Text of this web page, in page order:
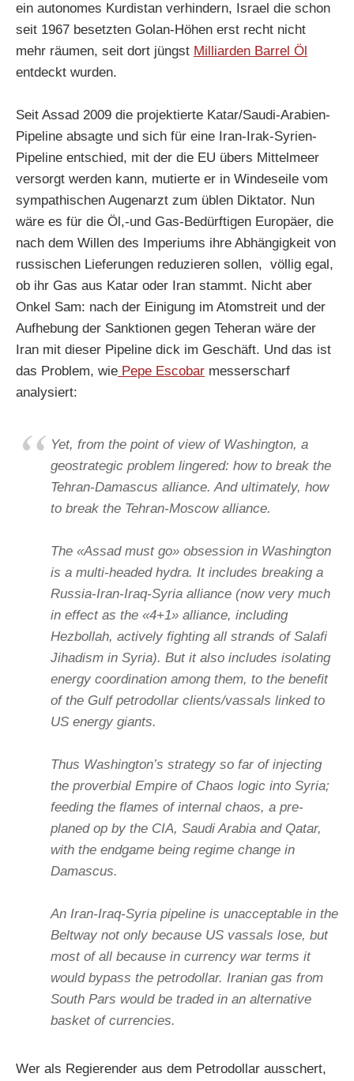
ein autonomes Kurdistan verhindern, Israel die schon
seit 1967 besetzten Golan-Höhen erst recht nicht
mehr räumen, seit dort jüngst Milliarden Barrel Öl
entdeckt wurden.
Seit Assad 2009 die projektierte Katar/Saudi-Arabien-
Pipeline absagte und sich für eine Iran-Irak-Syrien-
Pipeline entschied, mit der die EU übers Mittelmeer
versorgt werden kann, mutierte er in Windeseile vom
sympathischen Augenarzt zum üblen Diktator. Nun
wäre es für die Öl,-und Gas-Bedürftigen Europäer, die
nach dem Willen des Imperiums ihre Abhängigkeit von
russischen Lieferungen reduzieren sollen, völlig egal,
ob ihr Gas aus Katar oder Iran stammt. Nicht aber
Onkel Sam: nach der Einigung im Atomstreit und der
Aufhebung der Sanktionen gegen Teheran wäre der
Iran mit dieser Pipeline dick im Geschäft. Und das ist
das Problem, wie Pepe Escobar messerscharf
analysiert:
Yet, from the point of view of Washington, a
geostrategic problem lingered: how to break the
Tehran-Damascus alliance. And ultimately, how
to break the Tehran-Moscow alliance.
The «Assad must go» obsession in Washington
is a multi-headed hydra. It includes breaking a
Russia-Iran-Iraq-Syria alliance (now very much
in effect as the «4+1» alliance, including
Hezbollah, actively fighting all strands of Salafi
Jihadism in Syria). But it also includes isolating
energy coordination among them, to the benefit
of the Gulf petrodollar clients/vassals linked to
US energy giants.
Thus Washington’s strategy so far of injecting
the proverbial Empire of Chaos logic into Syria;
feeding the flames of internal chaos, a pre-
planed op by the CIA, Saudi Arabia and Qatar,
with the endgame being regime change in
Damascus.
An Iran-Iraq-Syria pipeline is unacceptable in the
Beltway not only because US vassals lose, but
most of all because in currency war terms it
would bypass the petrodollar. Iranian gas from
South Pars would be traded in an alternative
basket of currencies.
Wer als Regierender aus dem Petrodollar ausschert,